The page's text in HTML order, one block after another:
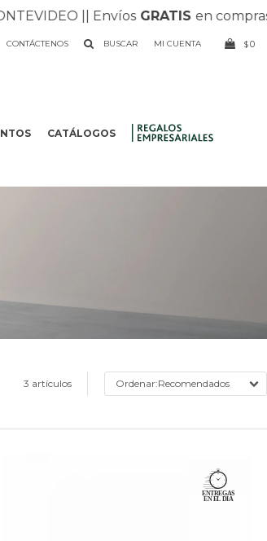
|| EnvíosGRATISen compras
CATÁLOGOS
CONTÁCTENOS $0
3 artículos Recomendados